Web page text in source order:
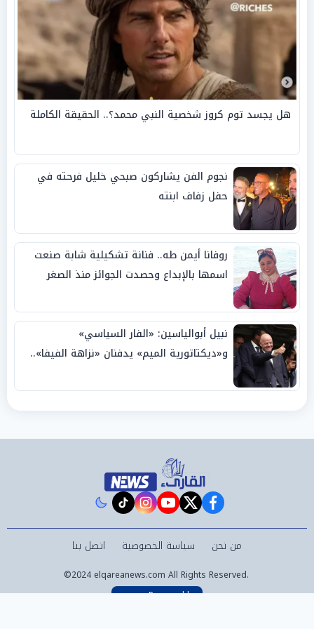
هل يجسد توم كروز شخصية النبي محمد؟.. الحقيقة الكاملة
نجوم الفن يشاركون صبحي خليل فرحته في
حفل زفاف ابنته
روفانا أيمن طه.. فنانة تشكيلية شابة صنعت
اسمها بالإبداع وحصدت الجوائز منذ الصغر
نبيل أبوالياسين: «الفار السياسي»
و«ديكتاتورية الميم» يدفنان «نزاهة الفيفا»..
facebook
twitter
youtube
instagram
tiktok
من نحن سياسة الخصوصية اتصل بنا
©2024 elqareanews.com All Rights Reserved.
Powered by